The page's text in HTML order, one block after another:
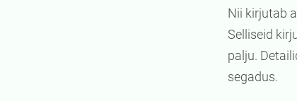
Nii kirjutab
Selliseid
palju.
segadus.